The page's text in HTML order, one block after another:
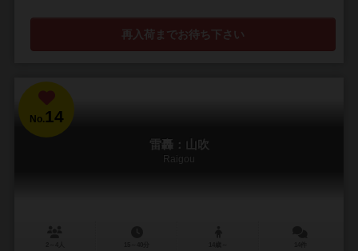
再入荷までお待ち下さい
No.14
雷轟：山吹
Raigou